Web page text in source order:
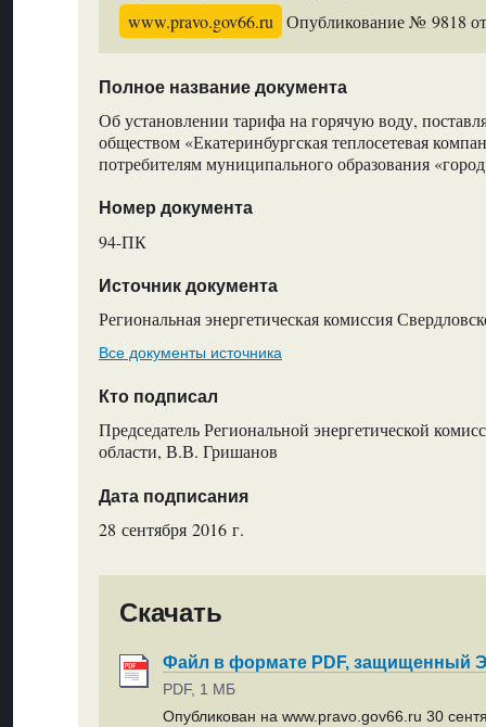
www.pravo.gov66.ru Опубликование № 9818
Полное название документа
Об установлении тарифа на горячую воду,
обществом «Екатеринбургская теплосетевая
потребителям муниципального образования
Номер документа
94-ПК
Источник документа
Региональная энергетическая комиссия
Все документы источника
Кто подписал
Председатель Региональной энергетической
области, В.В. Гришанов
Дата подписания
28 сентября 2016 г.
Скачать
Файл в формате PDF, защищенный
PDF, 1 МБ
Опубликован на www.pravo.gov66.ru 30